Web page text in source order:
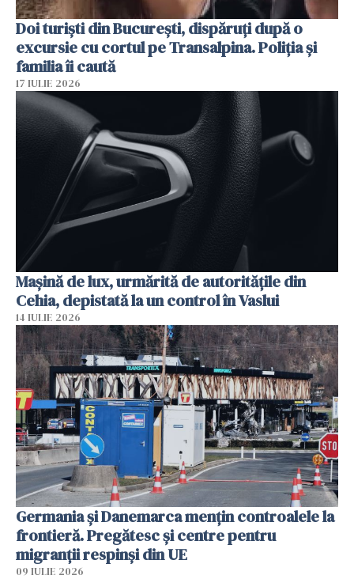
Doi turiști din București, dispăruți după o
excursie cu cortul pe Transalpina. Poliția și
familia îi caută
17 IULIE 2026
Mașină de lux, urmărită de autoritățile din
Cehia, depistată la un control în Vaslui
14 IULIE 2026
Germania și Danemarca mențin controalele la
frontieră. Pregătesc și centre pentru
migranții respinși din UE
09 IULIE 2026